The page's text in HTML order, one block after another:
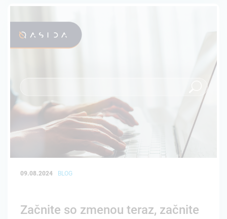
09.08.2024 BLOG
Začnite so zmenou teraz, začnite